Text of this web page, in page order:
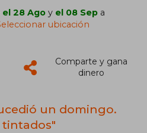
el 28 Ago y el 08 Sep a
ubicación
Comparte y gana
dinero
un domingo.
tintados"